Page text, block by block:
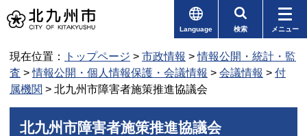
Language 検索 メニュー
現在位置： トップページ > 市政情報 >情報公開・統計・監
査 >情報公開・個人情報保護・会議情報 > 会議情報 > 付
属機関 > 北九州市障害者施策推進協議会
北九州市障害者施策推進協議会